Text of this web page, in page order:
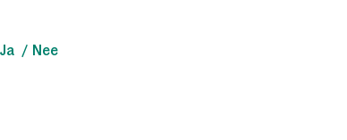
Ja Nee